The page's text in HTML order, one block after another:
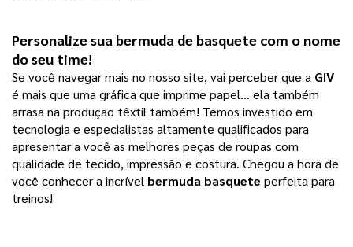
Personalize sua bermuda de basquete com o nome
do seu time!
Se você navegar mais no nosso site, vai perceber que a GIV
é mais que uma gráfica que imprime papel… ela também
arrasa na produção têxtil também! Temos investido em
tecnologia e especialistas altamente qualificados para
apresentar a você as melhores peças de roupas com
qualidade de tecido, impressão e costura. Chegou a hora de
você conhecer a incrível bermuda basquete perfeita para
treinos!